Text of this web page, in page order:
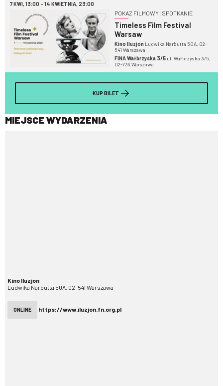
7 KWI, 13:00 - 14 KWIETNIA, 23:00
POKAZ FILMOWY | SPOTKANIE
Timeless Film Festival
Warsaw
Kino Iluzjon Ludwika Narbutta 50A, 02-
541 Warszawa
FINA Wałbrzyska 3/5 ul. Wałbrzyska 3/5,
02-739 Warszawa
KUP BILET
MIEJSCE WYDARZENIA
Kino Iluzjon
Ludwika Narbutta 50A, 02-541 Warszawa
ONLINE https://www.iluzjon.fn.org.pl